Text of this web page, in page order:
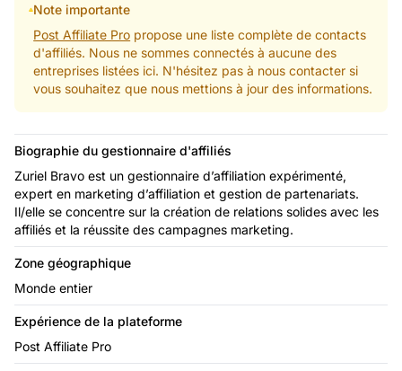
Note importante
Post Affiliate Pro propose une liste complète de contacts
d'affiliés. Nous ne sommes connectés à aucune des
entreprises listées ici. N'hésitez pas à nous contacter si
vous souhaitez que nous mettions à jour des informations.
Biographie du gestionnaire d'affiliés
Zuriel Bravo est un gestionnaire d’affiliation expérimenté,
expert en marketing d’affiliation et gestion de partenariats.
Il/elle se concentre sur la création de relations solides avec les
affiliés et la réussite des campagnes marketing.
Zone géographique
Monde entier
Expérience de la plateforme
Post Affiliate Pro